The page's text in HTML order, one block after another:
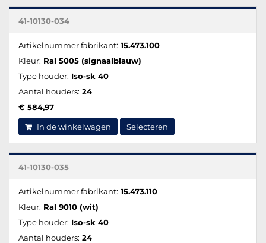
41-10130-034
Artikelnummer fabrikant: 15.473.100
Kleur: Ral 5005 (signaalblauw)
Type houder: Iso-sk 40
Aantal houders: 24
€ 584,97
In de winkelwagen Selecteren
41-10130-035
Artikelnummer fabrikant: 15.473.110
Kleur: Ral 9010 (wit)
Type houder: Iso-sk 40
Aantal houders: 24